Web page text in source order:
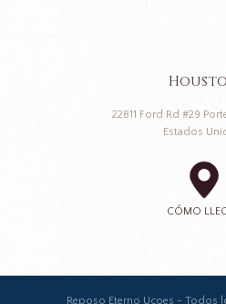
22811 Ford Rd #29
Estados
CÓMO
Reposo Eterno Ucoes - Todos